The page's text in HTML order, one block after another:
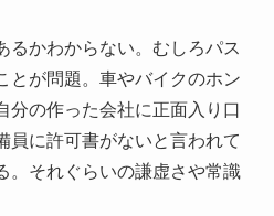
るかわからない。むしろパス
とが問題。車やバイクのホン
分の作った会社に正面入り口
員に許可書がないと言われて
。それぐらいの謙虚さや常識